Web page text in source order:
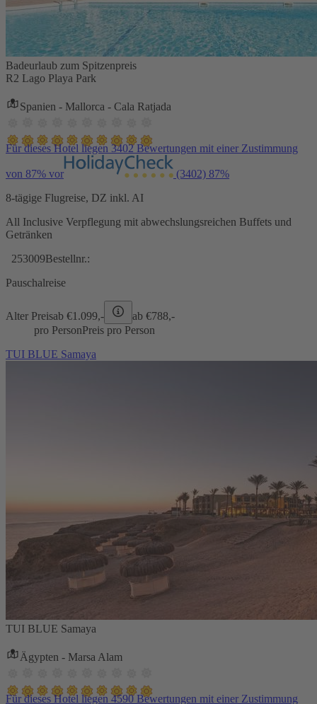
Badeurlaub zum Spitzenpreis
R2 Lago Playa Park
Spanien - Mallorca - Cala Ratjada
Für dieses Hotel liegen 3402 Bewertungen mit einer Zustimmung
von 87% vor (3402) 87%
8-tägige Flugreise, DZ inkl. AI
All Inclusive Verpflegung mit abwechslungsreichen Buffets und
Getränken
253009Bestellnr.:
Pauschalreise
Alter Preisab €1.099,- ab €788,-
pro PersonPreis pro Person
TUI BLUE Samaya
TUI BLUE Samaya
Ägypten - Marsa Alam
Für dieses Hotel liegen 4590 Bewertungen mit einer Zustimmung